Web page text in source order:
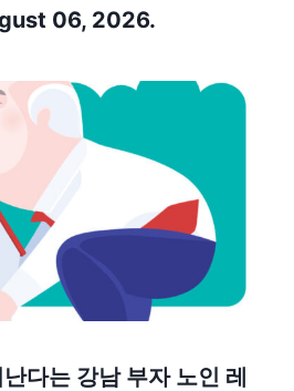
06, 2026.
다는 강남 부자 노인 레